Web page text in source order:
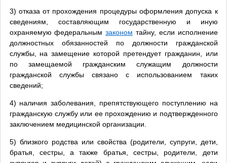
3) отказа от прохождения процедуры оформления допуска к
сведениям, составляющим государственную и иную
охраняемую федеральнымзаконом тайну, если исполнение
должностных обязанностей по должности гражданской
службы, на замещение которой претендует гражданин, или
по замещаемой гражданским служащим должности
гражданской службы связано с использованием таких
сведений;
4) наличия заболевания, препятствующего поступлению на
гражданскую службу или ее прохождению и подтвержденного
заключением медицинской организации.
5) близкого родства или свойства (родители, супруги, дети,
братья, сестры, а также братья, сестры, родители, дети